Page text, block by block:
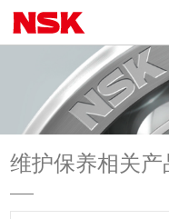
维护保养相关产